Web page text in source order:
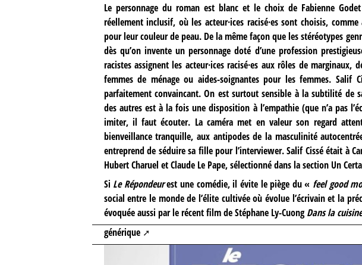
Le personnage du roman est blanc et le choix de Fabienne
réellement inclusif, où les acteur·ices racisé·es sont choisis,
pour leur couleur de peau. De la même façon que les stéréotypes
dès qu’on invente un personnage doté d’une profession
racistes assignent les acteur·ices racisé·es aux rôles de
femmes de ménage ou aides-soignantes pour les femmes. Salif
parfaitement convaincant. On est surtout sensible à la subtilité de
des autres est à la fois une disposition à l’empathie (que n’a pas
imiter, il faut écouter. La caméra met en valeur son regard
bienveillance tranquille, aux antipodes de la masculinité
entreprend de séduire sa fille pour l’interviewer. Salif Cissé était à
Hubert Charuel et Claude Le Pape, sélectionné dans la section Un
Si Le Répondeurest une comédie, il évite le piège du « feel good
social entre le monde de l’élite cultivée où évolue l’écrivain et la
évoquée aussi par le récent film de Stéphane Ly-CuongDans la
générique